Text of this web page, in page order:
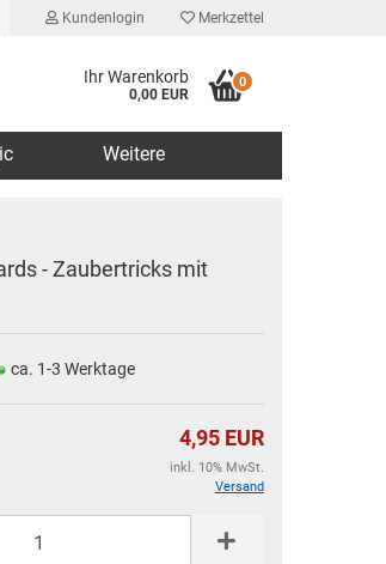
Kundenlogin Merkzettel
Ihr Warenkorb
0,00 EUR
0
Weitere
- Zaubertricks mit
ca. 1-3 Werktage
4,95 EUR
inkl. 10% MwSt.
Versand